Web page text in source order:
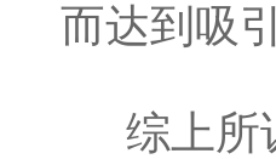
而达到吸
综上所